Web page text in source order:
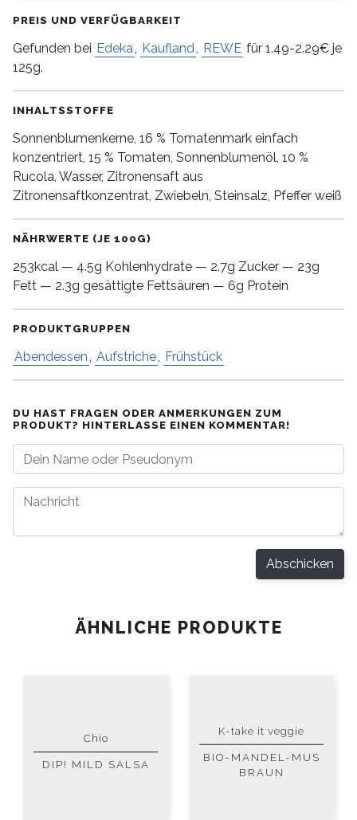
PREIS UND VERFÜGBARKEIT
Gefunden bei Edeka, Kaufland, REWE für 1.49-2.29€ je
125g.
INHALTSSTOFFE
Sonnenblumenkerne, 16 % Tomatenmark einfach
konzentriert, 15 % Tomaten, Sonnenblumenöl, 10 %
Rucola, Wasser, Zitronensaft aus
Zitronensaftkonzentrat, Zwiebeln, Steinsalz, Pfeffer weiß
NÄHRWERTE (JE 100G)
253kcal — 4.5g Kohlenhydrate — 2.7g Zucker — 23g
Fett — 2.3g gesättigte Fettsäuren — 6g Protein
PRODUKTGRUPPEN
Abendessen, Aufstriche, Frühstück
DU HAST FRAGEN ODER ANMERKUNGEN ZUM
PRODUKT? HINTERLASSE EINEN KOMMENTAR!
Abschicken
ÄHNLICHE PRODUKTE
Chio
DIP! MILD SALSA
K-take it veggie
BIO-MANDEL-MUS
BRAUN